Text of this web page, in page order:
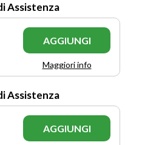
Assistenza
AGGIUNGI
Maggiori info
Assistenza
AGGIUNGI